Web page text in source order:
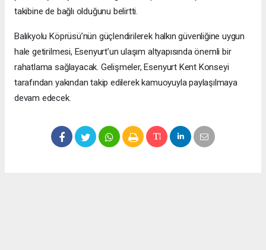
takibine de bağlı olduğunu belirtti.
Balıkyolu Köprüsü’nün güçlendirilerek halkın güvenliğine uygun
hale getirilmesi, Esenyurt’un ulaşım altyapısında önemli bir
rahatlama sağlayacak. Gelişmeler, Esenyurt Kent Konseyi
tarafından yakından takip edilerek kamuoyuyla paylaşılmaya
devam edecek.